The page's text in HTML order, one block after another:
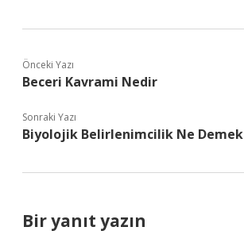
Önceki Yazı
Beceri Kavrami Nedir
Sonraki Yazı
Biyolojik Belirlenimcilik Ne Demek
Bir yanıt yazın